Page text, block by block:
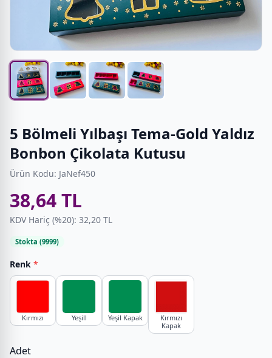
5 Bölmeli Yılbaşı Tema-Gold Yaldız
Bonbon Çikolata Kutusu
Ürün Kodu: JaNef450
38,64 TL
KDV Hariç (%20): 32,20 TL
Stokta (9999)
Renk *
Kırmızı Yeşill Yeşil Kapak
Kırmızı
Kapak
Adet